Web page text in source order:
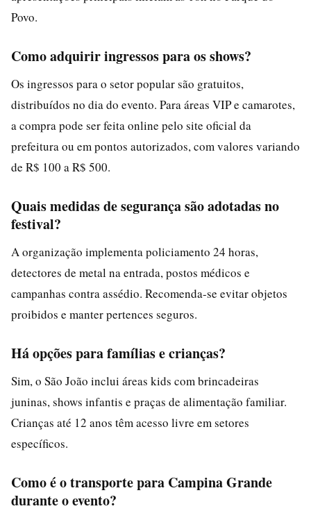
Povo.
Como adquirir ingressos para os shows?
Os ingressos para o setor popular são gratuitos,
distribuídos no dia do evento. Para áreas VIP e camarotes,
a compra pode ser feita online pelo site oficial da
prefeitura ou em pontos autorizados, com valores variando
de R$ 100 a R$ 500.
Quais medidas de segurança são adotadas no
festival?
A organização implementa policiamento 24 horas,
detectores de metal na entrada, postos médicos e
campanhas contra assédio. Recomenda-se evitar objetos
proibidos e manter pertences seguros.
Há opções para famílias e crianças?
Sim, o São João inclui áreas kids com brincadeiras
juninas, shows infantis e praças de alimentação familiar.
Crianças até 12 anos têm acesso livre em setores
específicos.
Como é o transporte para Campina Grande
durante o evento?